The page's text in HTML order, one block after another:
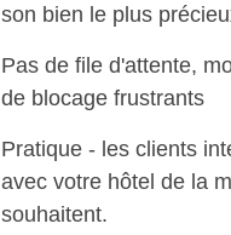
son bien le plus
Pas de file d'attente,
de blocage frustrants
Pratique - les clients
avec votre hôtel de la
souhaitent.